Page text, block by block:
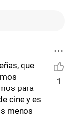
que
para
cine y es
menos
1